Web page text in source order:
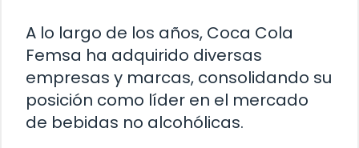
A lo largo de los años, Coca Cola
Femsa ha adquirido diversas
empresas y marcas, consolidando su
posición como líder en el mercado
de bebidas no alcohólicas.